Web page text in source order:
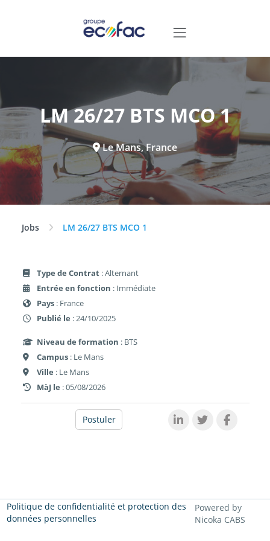
LM 26/27 BTS MCO 1
Le Mans, France
Jobs LM 26/27 BTS MCO 1
Type de Contrat : Alternant
Entrée en fonction : Immédiate
Pays : France
Publié le : 24/10/2025
Niveau de formation : BTS
Campus : Le Mans
Ville : Le Mans
MàJ le : 05/08/2026
Postuler
Politique de confidentialité et protection des
données personnelles
Powered by
Nicoka CABS